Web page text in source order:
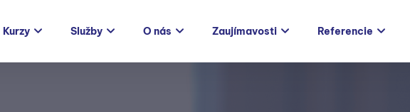
Kurzy Služby O nás Zaujímavosti Referencie